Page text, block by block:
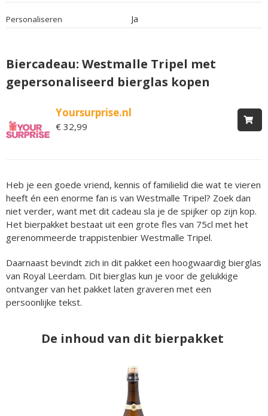
Personaliseren Ja
Biercadeau: Westmalle Tripel met
gepersonaliseerd bierglas kopen
Yoursurprise.nl
€ 32,99
Heb je een goede vriend, kennis of familielid die wat te vieren
heeft én een enorme fan is van Westmalle Tripel? Zoek dan
niet verder, want met dit cadeau sla je de spijker op zijn kop.
Het bierpakket bestaat uit een grote fles van 75cl met het
gerenommeerde trappistenbier Westmalle Tripel.
Daarnaast bevindt zich in dit pakket een hoogwaardig bierglas
van Royal Leerdam. Dit bierglas kun je voor de gelukkige
ontvanger van het pakket laten graveren met een
persoonlijke tekst.
De inhoud van dit bierpakket